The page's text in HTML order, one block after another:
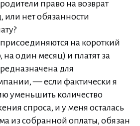
право на возврат
или нет обязанности
на короткий
один месяц) и платят за
для
— если фактически я
уменьшить количество
спроса, и у меня осталась
из собранной оплаты, обязан